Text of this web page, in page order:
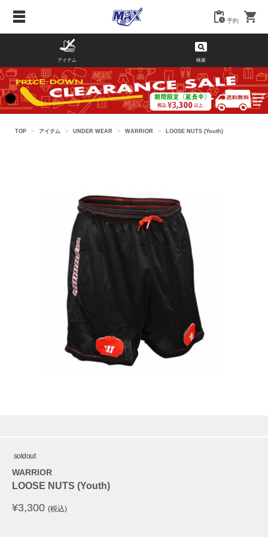
予約
アイテム 検索
TOP > アイテム > UNDER WEAR > WARRIOR > LOOSE NUTS (Youth)
soldout
WARRIOR
LOOSE NUTS (Youth)
¥3,300 (税込)